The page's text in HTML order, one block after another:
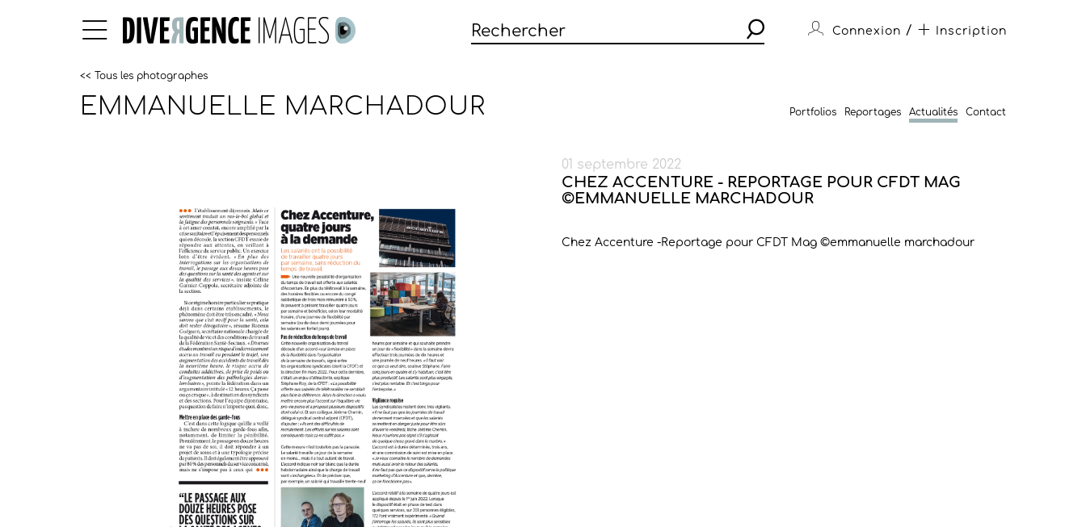
Connexion / Inscription
<< Tous les photographes
EMMANUELLE MARCHADOUR Portfolios Reportages Actualités Contact
01 septembre 2022
CHEZ ACCENTURE - REPORTAGE POUR CFDT MAG
©EMMANUELLE MARCHADOUR
Chez Accenture -Reportage pour CFDT Mag ©emmanuelle marchadour